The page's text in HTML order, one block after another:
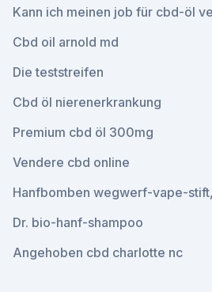
Kann ich meinen job für cbd-öl
Cbd oil arnold md
Die teststreifen
Cbd öl nierenerkrankung
Premium cbd öl 300mg
Vendere cbd online
Hanfbomben wegwerf-vape-
Dr. bio-hanf-shampoo
Angehoben cbd charlotte nc